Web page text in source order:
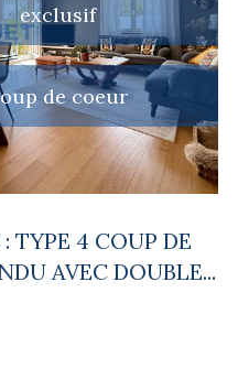
exclusif
de coeur
bien
TYPE 4 COUP DE
AVEC DOUBLE...